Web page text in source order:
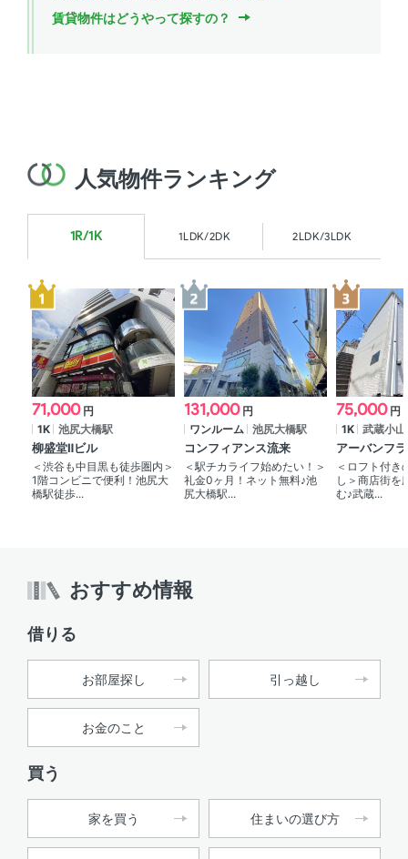
賃貸物件はどうやって探すの？
人気物件ランキング
1R/1K 1LDK/2DK 2LDK/3LDK
71,000 円
1K 池尻大橋駅
柳盛堂Ⅱビル
＜渋谷も中目黒も徒歩圏内＞
1階コンビニで便利！池尻大
橋駅徒歩...
131,000 円
ワンルーム
池尻大橋駅
コンフィアンス流来
＜駅チカライフ始めたい！＞
礼金0ヶ月！ネット無料♪池
尻大橋駅...
75,000 円
1K
武蔵小山
アーバンフ
＜ロフト付き
し＞商店街を
む♪武蔵...
おすすめ情報
借りる
お部屋探し 引っ越し
お金のこと
買う
家を買う 住まいの選び方